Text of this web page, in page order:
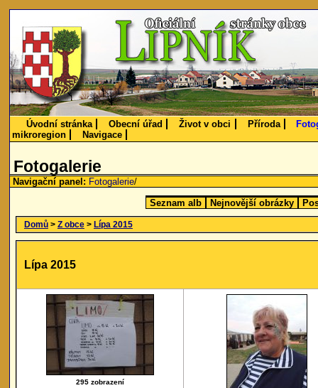
Úvodní stránka Obecní úřad Život v obci Příroda
mikroregion
Navigace
Fotogalerie
Navigační panel: Fotogalerie/
Seznam alb Nejnovější obrázky
Domů> Z obce> Lípa 2015
Lípa 2015
295 zobrazení